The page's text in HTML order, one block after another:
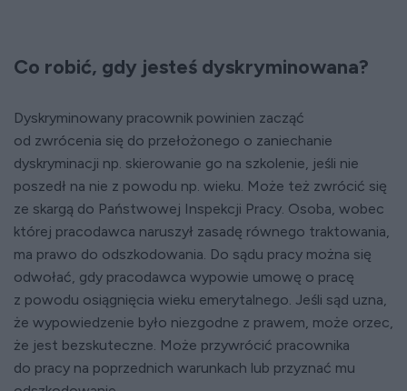
Co robić, gdy jesteś dyskryminowana?
Dyskryminowany pracownik powinien zacząć
od zwrócenia się do przełożonego o zaniechanie
dyskryminacji np. skierowanie go na szkolenie, jeśli nie
poszedł na nie z powodu np. wieku. Może też zwrócić się
ze skargą do Państwowej Inspekcji Pracy. Osoba, wobec
której pracodawca naruszył zasadę równego traktowania,
ma prawo do odszkodowania. Do sądu pracy można się
odwołać, gdy pracodawca wypowie umowę o pracę
z powodu osiągnięcia wieku emerytalnego. Jeśli sąd uzna,
że wypowiedzenie było niezgodne z prawem, może orzec,
że jest bezskuteczne. Może przywrócić pracownika
do pracy na poprzednich warunkach lub przyznać mu